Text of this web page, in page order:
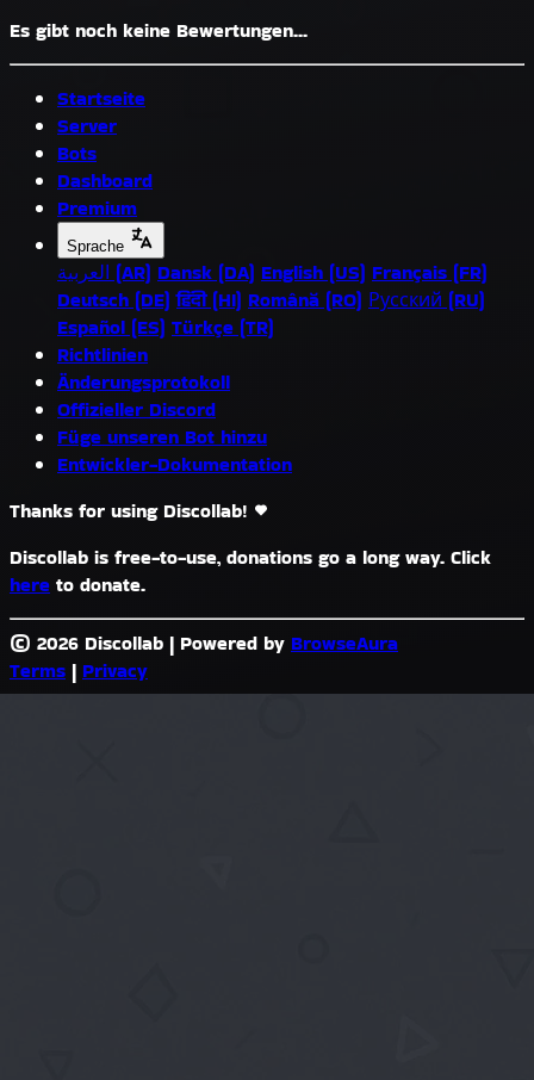
Es gibt noch keine Bewertungen...
Startseite
Server
Bots
Dashboard
Premium
Sprache
العربية (AR) Dansk (DA) English (US) Français (FR)
Deutsch (DE) हिंदी (HI) Română (RO) Русский (RU)
Español (ES) Türkçe (TR)
Richtlinien
Änderungsprotokoll
Offizieller Discord
Füge unseren Bot hinzu
Entwickler-Dokumentation
Thanks for using Discollab!
Discollab is free-to-use, donations go a long way. Click
here to donate.
© 2026 Discollab | Powered by BrowseAura
Terms | Privacy